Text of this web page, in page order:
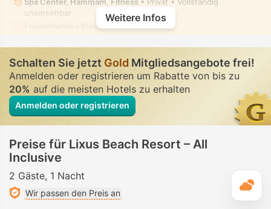
uneinsehbar
Freistehendes Bidet
Weitere Infos
Schalten Sie jetztGold Mitgliedsangebote frei!
Anmelden oder registrieren um Rabatte von bis zu
20%auf die meisten Hotels zu erhalten
Anmelden oder registrieren
Preise für Lixus Beach Resort – All
Inclusive
2 Gäste 1 Nacht
Wir passen den Preis an